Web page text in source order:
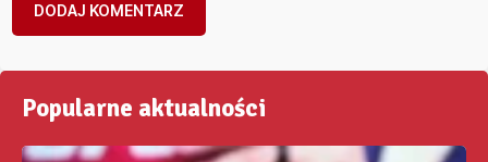
Popularne aktualności